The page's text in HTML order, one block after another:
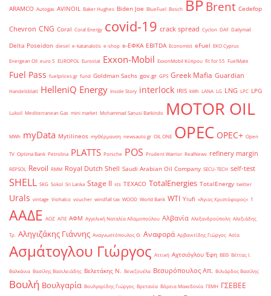
ARAMCO Autogas AVINOIL Baker Hughes Biden Joe BlueFuel Bosch BPBrent Cedefop
Chevron CNG Coral Coral Energy covid-19 crack spread Cyclon DAF Dailymail
Delta Poseidon diesel e-katanalotis e-shop e-ΕΦΚΑ EBITDA Economist eFuel EKO Cyprus
Energean Oil euro 5 EUROPOL Eurostat Exxon-Mobil ExxonMobil Κύπρου fit for 55 FuelMate
Fuel Pass fuelprices.gr fund Goldman Sachs gov.gr GPS Greek Mafia Guardian
Handelsblatt HelleniQ Energy Inside Story interlock IRIS kWh LANA LG LNG LPC LPG
Lukoil Mediterranean Gas mini market Mohammad Sanusi Barkindo MOTOR OIL
MWh myData Mytilineos myΘέρμανση newsauto.gr OIL ONE OPEC OPEC+ Open
TV Optima Bank Petrolina PLATTS Porsche POS Prudent Warrior RealNews refinery margin
REPSOL Revoil RMM Royal Dutch Shell Saudi Arabian Oil Company SECU-TECH self-test
SHELL SKG Sokol Sri Lanka Stage II sts TEXACO TotalEnergies TotalEnergy twitter
Urals vintage Viohalco voucher windfall tax WOOD World Bank WTI Yiufi «Άγιος Χριστόφορος» ΄1
ΑΑΔΕ ΑΟΖ ΑΠΕ ΑΦΜ Αγγελική Ναταλία Αδαμοπούλου Αλβανία Αλεξανδρούπολη Αλεξιάδης
Τρ. Αληγιζάκης Γιάννης Αναγνωστόπουλος Θ. Αναφορά Αρβανιτίδης Γιώργος Ασία
Ασμάτογλου Γιώργος Αττική Αχτσιόγλου Έφη ΒΕΘ Βέττας Ι.
Βαλκάνια Βασίλης Βασιλειάδης Βελετάκης Ν. Βενεζουέλα Βεσυρόπουλος Απ. Βιλιάρδος Βασίλης
Βουλή Βουλγαρία Βουλγαρίδης Γιώργος Βρετανία Βόρεια Μακεδονία ΓΕΜΗ ΓΣΕΒΕΕ